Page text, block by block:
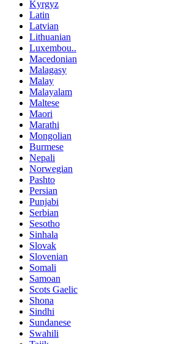
Kyrgyz
Latin
Latvian
Lithuanian
Luxembou..
Macedonian
Malagasy
Malay
Malayalam
Maltese
Maori
Marathi
Mongolian
Burmese
Nepali
Norwegian
Pashto
Persian
Punjabi
Serbian
Sesotho
Sinhala
Slovak
Slovenian
Somali
Samoan
Scots Gaelic
Shona
Sindhi
Sundanese
Swahili